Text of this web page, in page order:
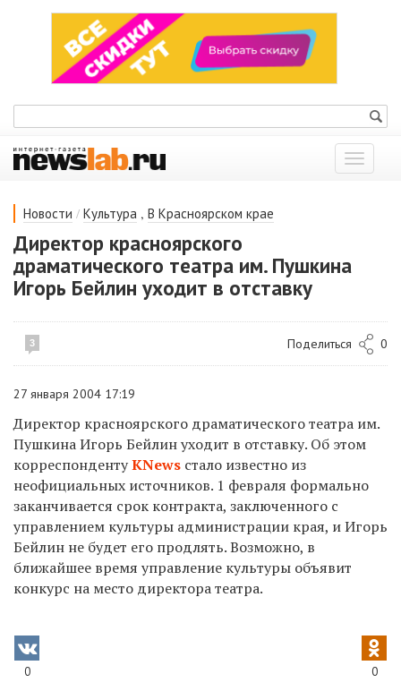
Показать
меню
Новости / Культура , В Красноярском крае
Директор красноярского
драматического театра им. Пушкина
Игорь Бейлин уходит в отставку
3 Поделиться 0
27 января 2004 17:19
Директор красноярского драматического театра им.
Пушкина Игорь Бейлин уходит в отставку. Об этом
корреспондентуKNews стало известно из
неофициальных источников. 1 февраля формально
заканчивается срок контракта, заключенного с
управлением культуры администрации края, и Игорь
Бейлин не будет его продлять. Возможно, в
ближайшее время управление культуры объявит
конкурс на место директора театра.
0 0